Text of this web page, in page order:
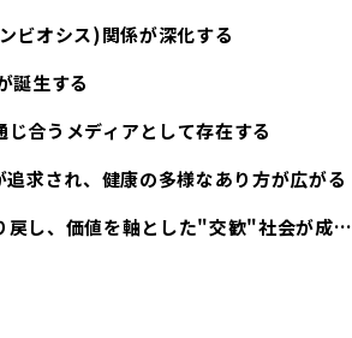
ビオシス)関係が深化する
誕生する
合うメディアとして存在する
求され、健康の多様なあり方が広がる
経済活動は人間性を取り戻し、価値を軸とした"交歓"社会が成立する